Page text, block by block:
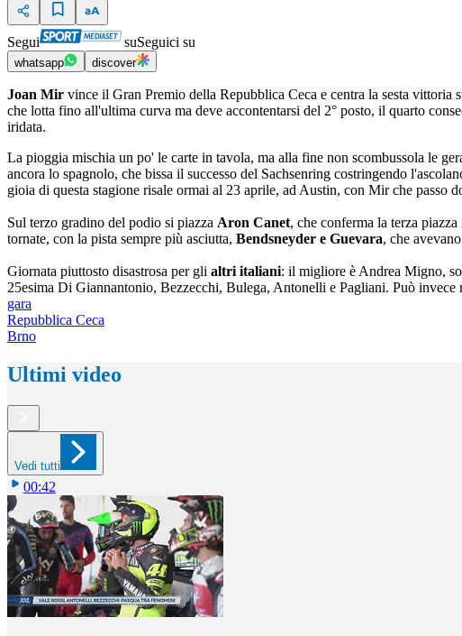
Segui suSeguici su
whatsapp discover
Joan Mir vince il Gran Premio della Repubblica Ceca e centra la sesta
che lotta fino all'ultima curva ma deve accontentarsi del 2° posto, il quarto
iridata.
La pioggia mischia un po' le carte in tavola, ma alla fine non scombussola le
ancora lo spagnolo, che bissa il successo del Sachsenring costringendo
gioia di questa stagione risale ormai al 23 aprile, ad Austin, con Mir che passo
Sul terzo gradino del podio si piazza Aron Canet, che conferma la terza
tornate, con la pista sempre più asciutta, Bendsneyder e Guevara, che
Giornata piuttosto disastrosa per gli altri italiani: il migliore è Andrea Migno,
25esima Di Giannantonio, Bezzecchi, Bulega, Antonelli e Pagliani. Può invece
gara
Repubblica Ceca
Brno
Ultimi video
Vedi tutti
00:42